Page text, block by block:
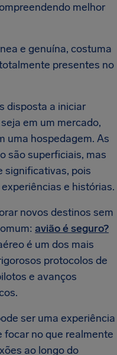
melhor
e genuína, costuma
presentes no
disposta a iniciar
em um mercado,
uma hospedagem. As
são superficiais, mas
significativas, pois
e histórias.
novos destinos sem
avião é seguro?
é um dos mais
protocolos de
e avanços
ser uma experiência
no que realmente
ao longo do